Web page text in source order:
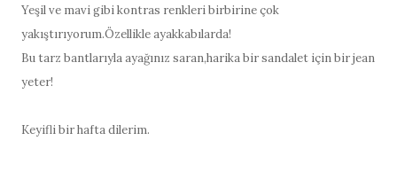
Yeşil ve mavi gibi kontras renkleri birbirine çok
yakıştırıyorum.Özellikle ayakkabılarda!
Bu tarz bantlarıyla ayağınız saran,harika bir sandalet için bir jean
yeter!
Keyifli bir hafta dilerim.